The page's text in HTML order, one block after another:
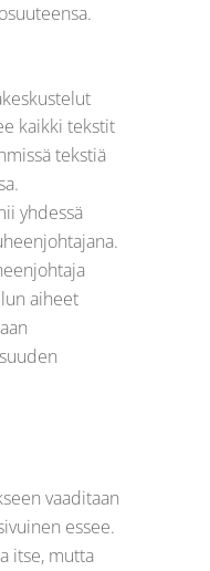
kaikki tekstit
tekstiä
yhdessä
aiheet
vaaditaan
essee.
itse, mutta